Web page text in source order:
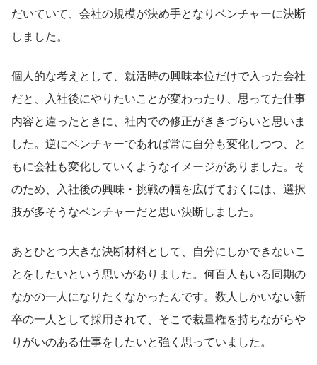
だいていて、会社の規模が決め手となりベンチャーに決断
しました。
個人的な考えとして、就活時の興味本位だけで入った会社
だと、入社後にやりたいことが変わったり、思ってた仕事
内容と違ったときに、社内での修正がききづらいと思いま
した。逆にベンチャーであれば常に自分も変化しつつ、と
もに会社も変化していくようなイメージがありました。そ
のため、入社後の興味・挑戦の幅を広げておくには、選択
肢が多そうなベンチャーだと思い決断しました。
あとひとつ大きな決断材料として、自分にしかできないこ
とをしたいという思いがありました。何百人もいる同期の
なかの一人になりたくなかったんです。数人しかいない新
卒の一人として採用されて、そこで裁量権を持ちながらや
りがいのある仕事をしたいと強く思っていました。